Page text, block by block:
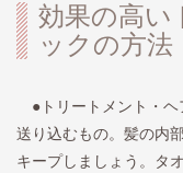
効果の高い
ックの方法
●トリートメント・ヘ
送り込むもの。髪の内
キープしましょう。タ